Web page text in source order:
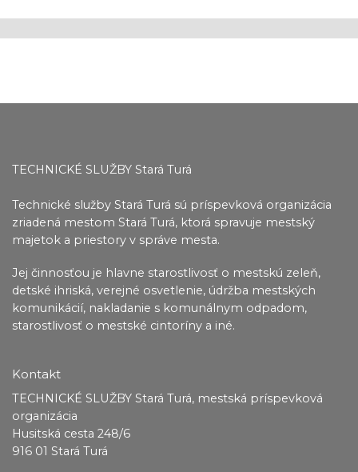
TECHNICKÉ SLUŽBY Stará Turá
Technické služby Stará Turá sú príspevková organizácia
zriadená mestom Stará Turá, ktorá spravuje mestský
majetok a priestory v správe mesta.
Jej činnosťou je hlavne starostlivosť o mestskú zeleň,
detské ihriská, verejné osvetlenie, údržba mestských
komunikácií, nakladanie s komunálnym odpadom,
starostlivosť o mestské cintoríny a iné.
Kontakt
TECHNICKÉ SLUŽBY Stará Turá, mestská príspevková
organizácia
Husitská cesta 248/6
916 01 Stará Turá